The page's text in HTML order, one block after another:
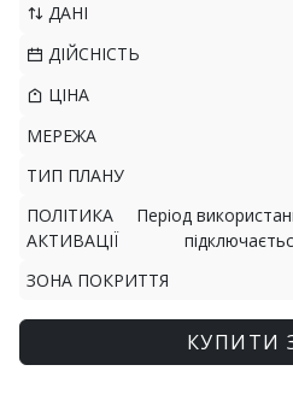
ДАНІ
ДІЙСНІСТЬ
ЦІНА
МЕРЕЖА
ТИП ПЛАНУ
ПОЛІТИКА
АКТИВАЦІЇ
Період
ЗОНА ПОКРИТТЯ
КУПИТИ